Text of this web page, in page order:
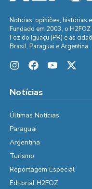
Notícias, opiniões, histórias
Fundado em 2003, o
Foz do Iguaçu (PR) e as
Brasil, Paraguai e Argentina.
Notícias
Últimas Notícias
Paraguai
Argentina
Turismo
Reportagem Especial
Editorial H2FOZ